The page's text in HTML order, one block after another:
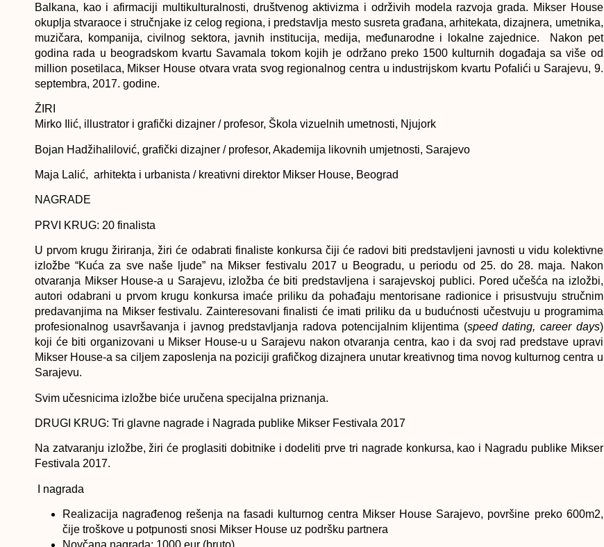
Balkana, kao i afirmaciji multikulturalnosti, društvenog aktivizma i održivih modela razvoja grada. Mikser House
okuplja stvaraoce i stručnjake iz celog regiona, i predstavlja mesto susreta građana, arhitekata, dizajnera, umetnika,
muzičara, kompanija, civilnog sektora, javnih institucija, medija, međunarodne i lokalne zajednice. Nakon pet
godina rada u beogradskom kvartu Savamala tokom kojih je održano preko 1500 kulturnih događaja sa više od
million posetilaca, Mikser House otvara vrata svog regionalnog centra u industrijskom kvartu Pofalići u Sarajevu, 9.
septembra, 2017. godine.
ŽIRI
Mirko Ilić, illustrator i grafički dizajner / profesor, Škola vizuelnih umetnosti, Njujork
Bojan Hadžihalilović, grafički dizajner / profesor, Akademija likovnih umjetnosti, Sarajevo
Maja Lalić, arhitekta i urbanista / kreativni direktor Mikser House, Beograd
NAGRADE
PRVI KRUG: 20 finalista
U prvom krugu žiriranja, žiri će odabrati finaliste konkursa čiji će radovi biti predstavljeni javnosti u vidu kolektivne
izložbe “Kuća za sve naše ljude” na Mikser festivalu 2017 u Beogradu, u periodu od 25. do 28. maja. Nakon
otvaranja Mikser House-a u Sarajevu, izložba će biti predstavljena i sarajevskoj publici. Pored učešća na izložbi,
autori odabrani u prvom krugu konkursa imaće priliku da pohađaju mentorisane radionice i prisustvuju stručnim
predavanjima na Mikser festivalu. Zainteresovani finalisti će imati priliku da u budućnosti učestvuju u programima
profesionalnog usavršavanja i javnog predstavljanja radova potencijalnim klijentima (speed dating, career days)
koji će biti organizovani u Mikser House-u u Sarajevu nakon otvaranja centra, kao i da svoj rad predstave upravi
Mikser House-a sa ciljem zaposlenja na poziciji grafičkog dizajnera unutar kreativnog tima novog kulturnog centra u
Sarajevu.
Svim učesnicima izložbe biće uručena specijalna priznanja.
DRUGI KRUG: Tri glavne nagrade i Nagrada publike Mikser Festivala 2017
Na zatvaranju izložbe, žiri će proglasiti dobitnike i dodeliti prve tri nagrade konkursa, kao i Nagradu publike Mikser
Festivala 2017.
I nagrada
Realizacija nagrađenog rešenja na fasadi kulturnog centra Mikser House Sarajevo, površine preko 600m2,
čije troškove u potpunosti snosi Mikser House uz podršku partnera